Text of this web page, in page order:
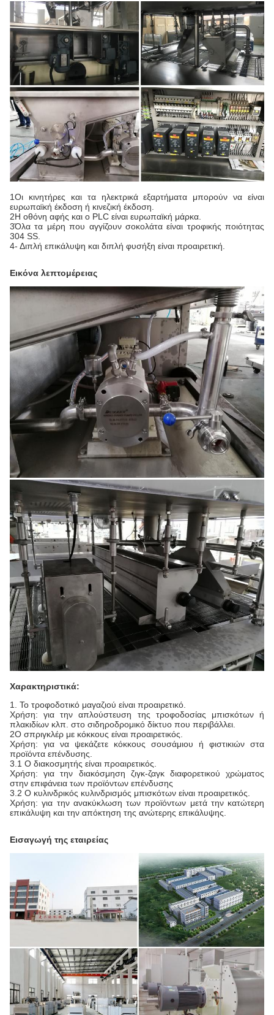
1Οι κινητήρες και τα ηλεκτρικά εξαρτήματα μπορούν να είναι
ευρωπαϊκή έκδοση ή κινεζική έκδοση.
2Η οθόνη αφής και ο PLC είναι ευρωπαϊκή μάρκα.
3Όλα τα μέρη που αγγίζουν σοκολάτα είναι τροφικής ποιότητας
304 SS.
4- Διπλή επικάλυψη και διπλή φυσήξη είναι προαιρετική.
Εικόνα λεπτομέρειας
Χαρακτηριστικά:
1. Το τροφοδοτικό μαγαζιού είναι προαιρετικό.
Χρήση: για την απλούστευση της τροφοδοσίας μπισκότων ή
πλακιδίων κλπ. στο σιδηροδρομικό δίκτυο που περιβάλλει.
2Ο σπριγκλέρ με κόκκους είναι προαιρετικός.
Χρήση: για να ψεκάζετε κόκκους σουσάμιου ή φιστικιών στα
προϊόντα επένδυσης.
3.1 Ο διακοσμητής είναι προαιρετικός.
Χρήση: για την διακόσμηση ζιγκ-ζαγκ διαφορετικού χρώματος
στην επιφάνεια των προϊόντων επένδυσης
3.2 Ο κυλινδρικός κυλινδρισμός μπισκότων είναι προαιρετικός.
Χρήση: για την ανακύκλωση των προϊόντων μετά την κατώτερη
επικάλυψη και την απόκτηση της ανώτερης επικάλυψης.
Εισαγωγή της εταιρείας